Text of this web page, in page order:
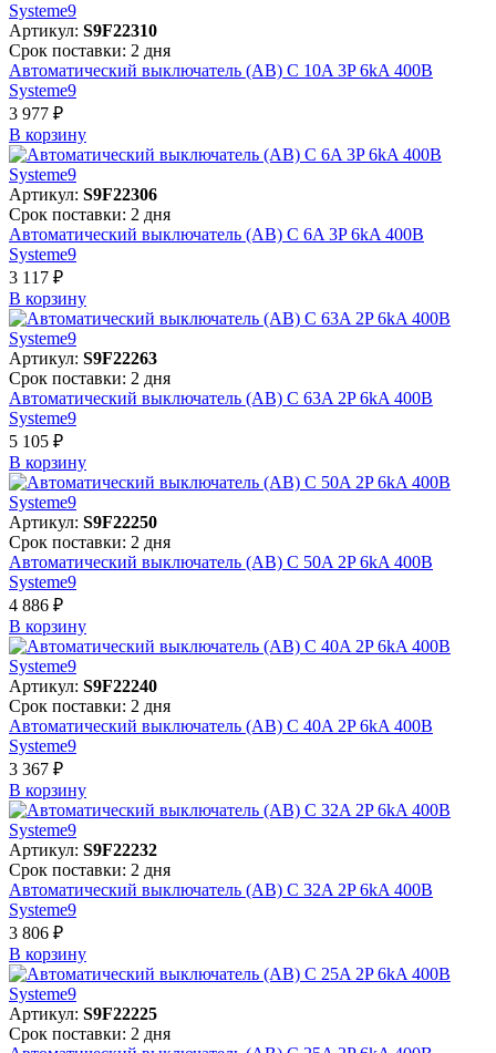
Артикул: S9F22310
Срок поставки: 2 дня
Автоматический выключатель (АВ) C 10A 3P 6kA 400В
Systeme9
3 977 ₽
В корзинy
Артикул: S9F22306
Срок поставки: 2 дня
Автоматический выключатель (АВ) C 6A 3P 6kA 400В
Systeme9
3 117 ₽
В корзинy
Артикул: S9F22263
Срок поставки: 2 дня
Автоматический выключатель (АВ) C 63A 2P 6kA 400В
Systeme9
5 105 ₽
В корзинy
Артикул: S9F22250
Срок поставки: 2 дня
Автоматический выключатель (АВ) C 50A 2P 6kA 400В
Systeme9
4 886 ₽
В корзинy
Артикул: S9F22240
Срок поставки: 2 дня
Автоматический выключатель (АВ) C 40A 2P 6kA 400В
Systeme9
3 367 ₽
В корзинy
Артикул: S9F22232
Срок поставки: 2 дня
Автоматический выключатель (АВ) C 32A 2P 6kA 400В
Systeme9
3 806 ₽
В корзинy
Артикул: S9F22225
Срок поставки: 2 дня